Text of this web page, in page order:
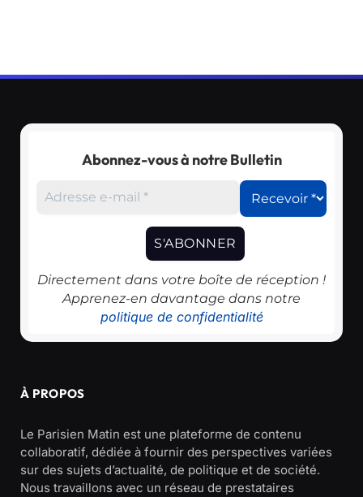
Abonnez-vous à notre Bulletin
Directement dans votre boîte de réception !
Apprenez-en davantage dans notre
politique de confidentialité
À PROPOS
Le Parisien Matin est une plateforme de contenu
collaboratif, dédiée à fournir des perspectives variées
sur des sujets d’actualité, de politique et de société.
Nous travaillons avec un réseau de prestataires